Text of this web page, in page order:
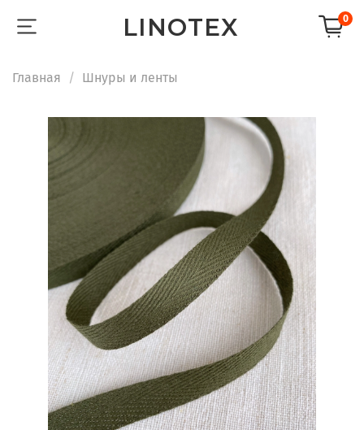
LINOTEX 0
Главная Шнуры и ленты